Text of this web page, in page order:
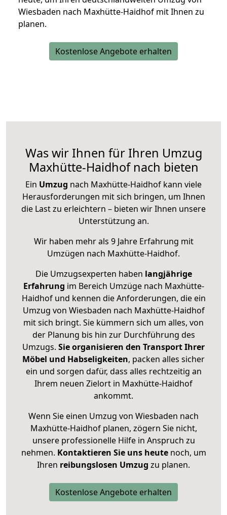
Wiesbaden nach Maxhütte-Haidhof mit Ihnen zu
planen.
Kostenlose Angebote erhalten
Was wir Ihnen für Ihren Umzug
Maxhütte-Haidhof nach bieten
Ein Umzug nach Maxhütte-Haidhof kann viele
Herausforderungen mit sich bringen, um Ihnen
die Last zu erleichtern – bieten wir Ihnen unsere
Unterstützung an.
Wir haben mehr als 9 Jahre Erfahrung mit
Umzügen nach Maxhütte-Haidhof.
Die Umzugsexperten haben langjährige
Erfahrung im Bereich Umzüge nach Maxhütte-
Haidhof und kennen die Anforderungen, die ein
Umzug von Wiesbaden nach Maxhütte-Haidhof
mit sich bringt. Sie kümmern sich um alles, von
der Planung bis hin zur Durchführung des
Umzugs. Sie organisieren den Transport Ihrer
Möbel und Habseligkeiten, packen alles sicher
ein und sorgen dafür, dass alles rechtzeitig an
Ihrem neuen Zielort in Maxhütte-Haidhof
ankommt.
Wenn Sie einen Umzug von Wiesbaden nach
Maxhütte-Haidhof planen, zögern Sie nicht,
unsere professionelle Hilfe in Anspruch zu
nehmen. Kontaktieren Sie uns heutenoch, um
Ihren reibungslosen Umzug zu planen.
Kostenlose Angebote erhalten